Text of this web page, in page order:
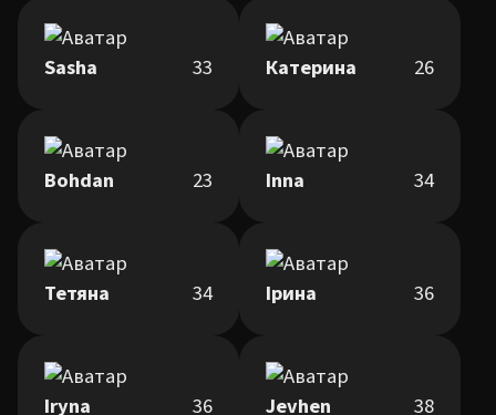
Sasha 33 Катерина 26
Bohdan 23 Inna 34
Тетяна 34 Ірина 36
Iryna 36 Jevhen 38